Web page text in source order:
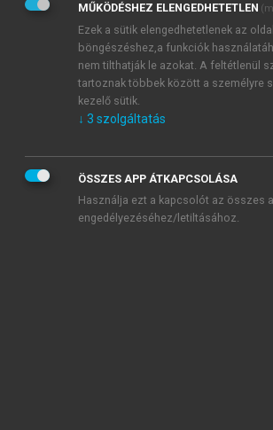
Adatkezelési tájékoztatóbanfoglaltakat
veszem és elfogadom.
Általános vásárlási feltételeket,
mersz.huoldalak licencszerződéseiben
tudomásul veszem és elfogadom.
KIPRÓBÁLOM
MŰKÖDÉSHEZ ELENGEDHETETLEN
Ezek a sütik elengedhetetlenek az
böngészéshez,a funkciók
nem tilthatják le azokat. A feltétlenül
tartoznak többek között a személyre
kezelő sütik.
↓ 3 szolgáltatás
ÖSSZES APP ÁTKAPCSOLÁSA
Használja ezt a kapcsolót az összes
engedélyezéséhez/letiltásához.